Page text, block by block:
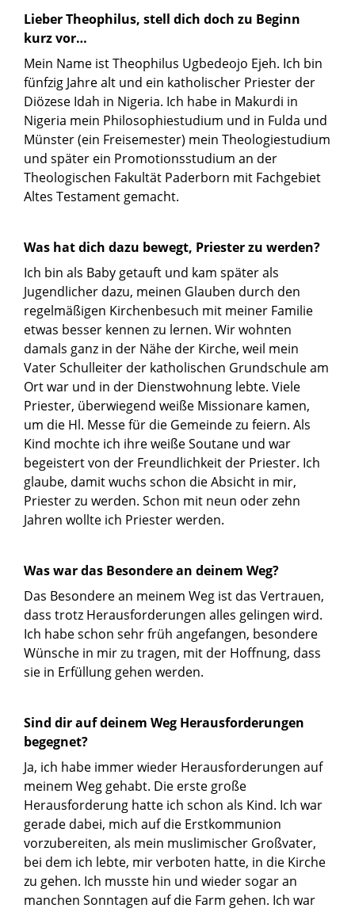
Lieber Theophilus, stell dich doch zu Beginn
kurz vor…
Mein Name ist Theophilus Ugbedeojo Ejeh. Ich bin
fünfzig Jahre alt und ein katholischer Priester der
Diözese Idah in Nigeria. Ich habe in Makurdi in
Nigeria mein Philosophiestudium und in Fulda und
Münster (ein Freisemester) mein Theologiestudium
und später ein Promotionsstudium an der
Theologischen Fakultät Paderborn mit Fachgebiet
Altes Testament gemacht.
Was hat dich dazu bewegt, Priester zu werden?
Ich bin als Baby getauft und kam später als
Jugendlicher dazu, meinen Glauben durch den
regelmäßigen Kirchenbesuch mit meiner Familie
etwas besser kennen zu lernen. Wir wohnten
damals ganz in der Nähe der Kirche, weil mein
Vater Schulleiter der katholischen Grundschule am
Ort war und in der Dienstwohnung lebte. Viele
Priester, überwiegend weiße Missionare kamen,
um die Hl. Messe für die Gemeinde zu feiern. Als
Kind mochte ich ihre weiße Soutane und war
begeistert von der Freundlichkeit der Priester. Ich
glaube, damit wuchs schon die Absicht in mir,
Priester zu werden. Schon mit neun oder zehn
Jahren wollte ich Priester werden.
Was war das Besondere an deinem Weg?
Das Besondere an meinem Weg ist das Vertrauen,
dass trotz Herausforderungen alles gelingen wird.
Ich habe schon sehr früh angefangen, besondere
Wünsche in mir zu tragen, mit der Hoffnung, dass
sie in Erfüllung gehen werden.
Sind dir auf deinem Weg Herausforderungen
begegnet?
Ja, ich habe immer wieder Herausforderungen auf
meinem Weg gehabt. Die erste große
Herausforderung hatte ich schon als Kind. Ich war
gerade dabei, mich auf die Erstkommunion
vorzubereiten, als mein muslimischer Großvater,
bei dem ich lebte, mir verboten hatte, in die Kirche
zu gehen. Ich musste hin und wieder sogar an
manchen Sonntagen auf die Farm gehen. Ich war